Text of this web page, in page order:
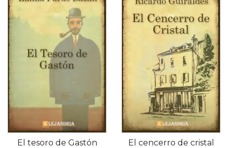
El tesoro de Gastón
​El cencerro de cristal​